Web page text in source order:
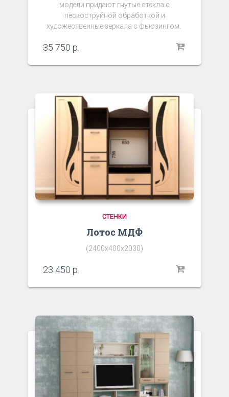
модели придают гнутые стёкла с
пескоструйной обработкой и
художественные зеркала с фьюзингом.
35 750 р.
СТЕНКИ
Лотос МДФ
(2400х400х2030)
23 450 р.